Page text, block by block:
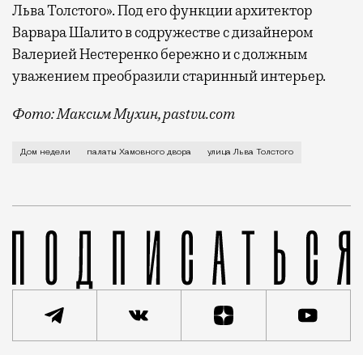
Льва Толстого». Под его функции архитектор
Варвара Шалито в содружестве с дизайнером
Валерией Нестеренко бережно и с должным
уважением преобразили старинный интерьер.
Фото: Максим Мухин, pastvu.com
В словаре у Владимира Даля попадается слово
Дом недели палаты Хамовного двора улица Льва Толстого